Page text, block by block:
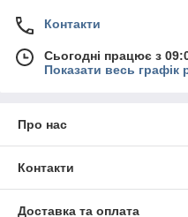
Контакти
Сьогодні працює з
Показати весь графік
Про нас
Контакти
Доставка та оплата